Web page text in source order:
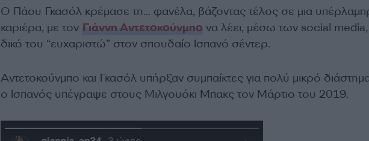
Ο Πάου Γκασόλ κρέμασε τη… φανέλα, βάζοντας τέλος σε μια
καριέρα, με τον Γιάννη Αντετοκούνμπο να λέει, μέσω των social media,
δικό του “ευχαριστώ” στον σπουδαίο Ισπανό σέντερ.
Αντετοκούνμπο και Γκασόλ υπήρξαν συμπαίκτες για πολύ μικρό
ο Ισπανός υπέγραψε στους Μιλγουόκι Μπακς τον Μάρτιο του 2019.